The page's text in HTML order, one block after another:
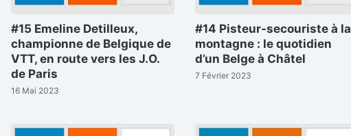
#15 Emeline Detilleux,
championne de Belgique de
VTT, en route vers les J.O.
de Paris
16 Mai 2023
#14 Pisteur-secouriste à la
montagne : le quotidien
d’un Belge à Châtel
7 Février 2023